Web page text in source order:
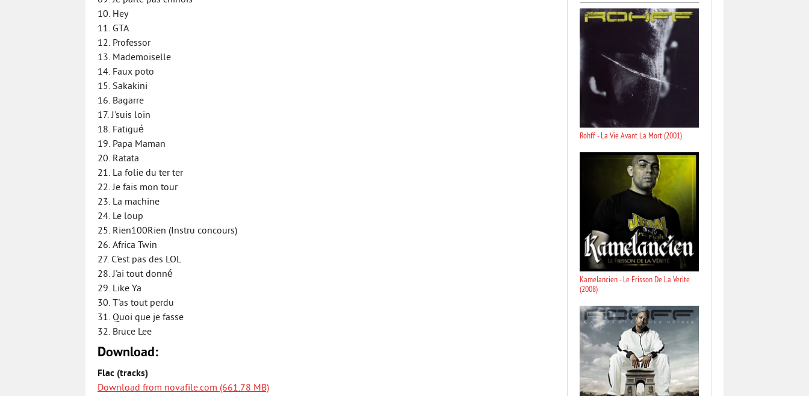
10. Hey
11. GTA
12. Professor
13. Mademoiselle
14. Faux poto
15. Sakakini
16. Bagarre
17. J'suis loin
18. Fatigué
19. Papa Maman
20. Ratata
21. La folie du ter ter
22. Je fais mon tour
23. La machine
24. Le loup
25. Rien100Rien (Instru concours)
26. Africa Twin
27. C'est pas des LOL
28. J'ai tout donné
29. Like Ya
30. T'as tout perdu
31. Quoi que je fasse
32. Bruce Lee
Download:
Flac (tracks)
Download from novafile.com (661.78 MB)
Rohff - La Vie Avant La Mort (2001)
Kamelancien - Le Frisson De La Verite
(2008)